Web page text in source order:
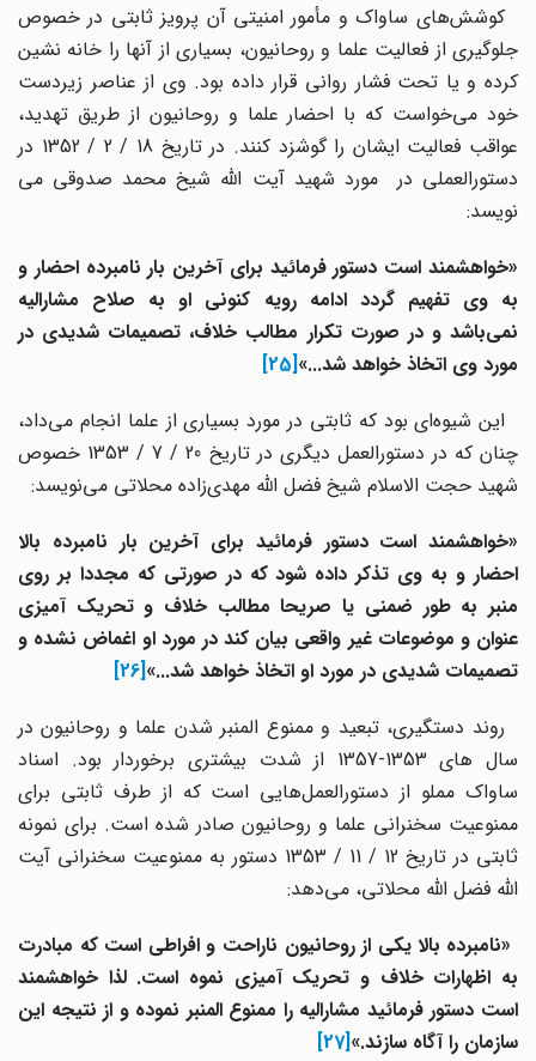
کوشش‌های ساواک و مأمور امنیتی آن پرویز ثابتی در خصوص
جلوگیری از فعالیت علما و روحانیون، بسیاری از آنها را خانه نشین
کرده و یا تحت فشار روانی قرار داده بود. وی از عناصر زیردست
خود می‌خواست که با احضار علما و روحانیون از طریق تهدید،
عواقب فعالیت ایشان را گوشزد کنند. در تاریخ 18 / 2 / 1352 در
دستورالعملی در مورد شهید آیت الله شیخ محمد صدوقی می
نویسد:
«خواهشمند است دستور فرمائید برای آخرین بار نامبرده احضار و
به وی تفهیم گردد ادامه رویه کنونی او به صلاح مشارالیه
نمی‌باشد و در صورت تکرار مطالب خلاف، تصمیمات شدیدی در
مورد وی اتخاذ خواهد شد...»[25]
این شیوه‌ای بود که ثابتی در مورد بسیاری از علما انجام می‌داد،
چنان که در دستورالعمل دیگری در تاریخ 20 / 7 / 1353 خصوص
شهید حجت الاسلام شیخ فضل الله مهدی‌زاده محلاتی می‌نویسد:
«خواهشمند است دستور فرمائید برای آخرین بار نامبرده بالا
احضار و به وی تذکر داده شود که در صورتی که مجددا بر روی
منبر به طور ضمنی یا صریحا مطالب خلاف و تحریک آمیزی
عنوان و موضوعات غیر واقعی بیان کند در مورد او اغماض نشده و
تصمیمات شدیدی در مورد او اتخاذ خواهد شد...»[26]
روند دستگیری، تبعید و ممنوع المنبر شدن علما و روحانیون در
سال های 1353-1357 از شدت بیشتری برخوردار بود. اسناد
ساواک مملو از دستورالعمل‌هایی است که از طرف ثابتی برای
ممنوعیت سخنرانی علما و روحانیون صادر شده است. برای نمونه
ثابتی در تاریخ 12 / 11 / 1353 دستور به ممنوعیت سخنرانی آیت
الله فضل الله محلاتی، می‌دهد:
«نامبرده بالا یکی از روحانیون ناراحت و افراطی است که مبادرت
به اظهارات خلاف و تحریک آمیزی نموه است. لذا خواهشمند
است دستور فرمائید مشارالیه را ممنوع المنبر نموده و از نتیجه این
سازمان را آگاه سازند.»[27]